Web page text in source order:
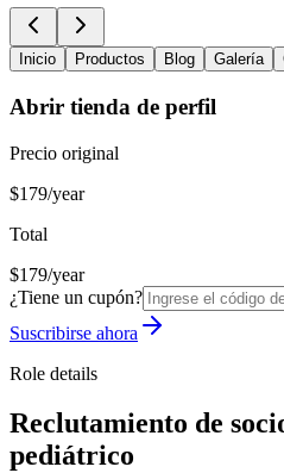
Inicio Productos Blog Galería
Abrir tienda de perfil
Precio original
$179/year
Total
$179/year
¿Tiene un cupón?
Suscribirse ahora
Role details
Reclutamiento de
pediátrico